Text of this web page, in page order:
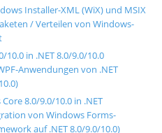
Installer-XML (WiX) und MSIX
/ Verteilen von Windows-
10.0 in .NET 8.0/9.0/10.0
Anwendungen von .NET
8.0/9.0/10.0 in .NET
von Windows Forms-
auf .NET 8.0/9.0/10.0)